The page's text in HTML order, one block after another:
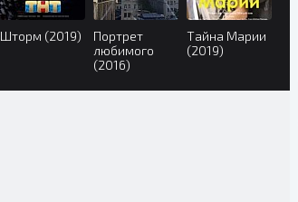
Шторм (2019)
Портрет
любимого
(2016)
Тайна Марии
(2019)